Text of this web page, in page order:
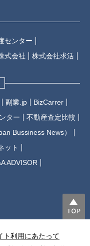
センター
式会社 株式会社求活
副業.jp
BizCarrer
ター
不動産査定比較
Bussiness News）
ット
ADVISOR
ト利用にあたって